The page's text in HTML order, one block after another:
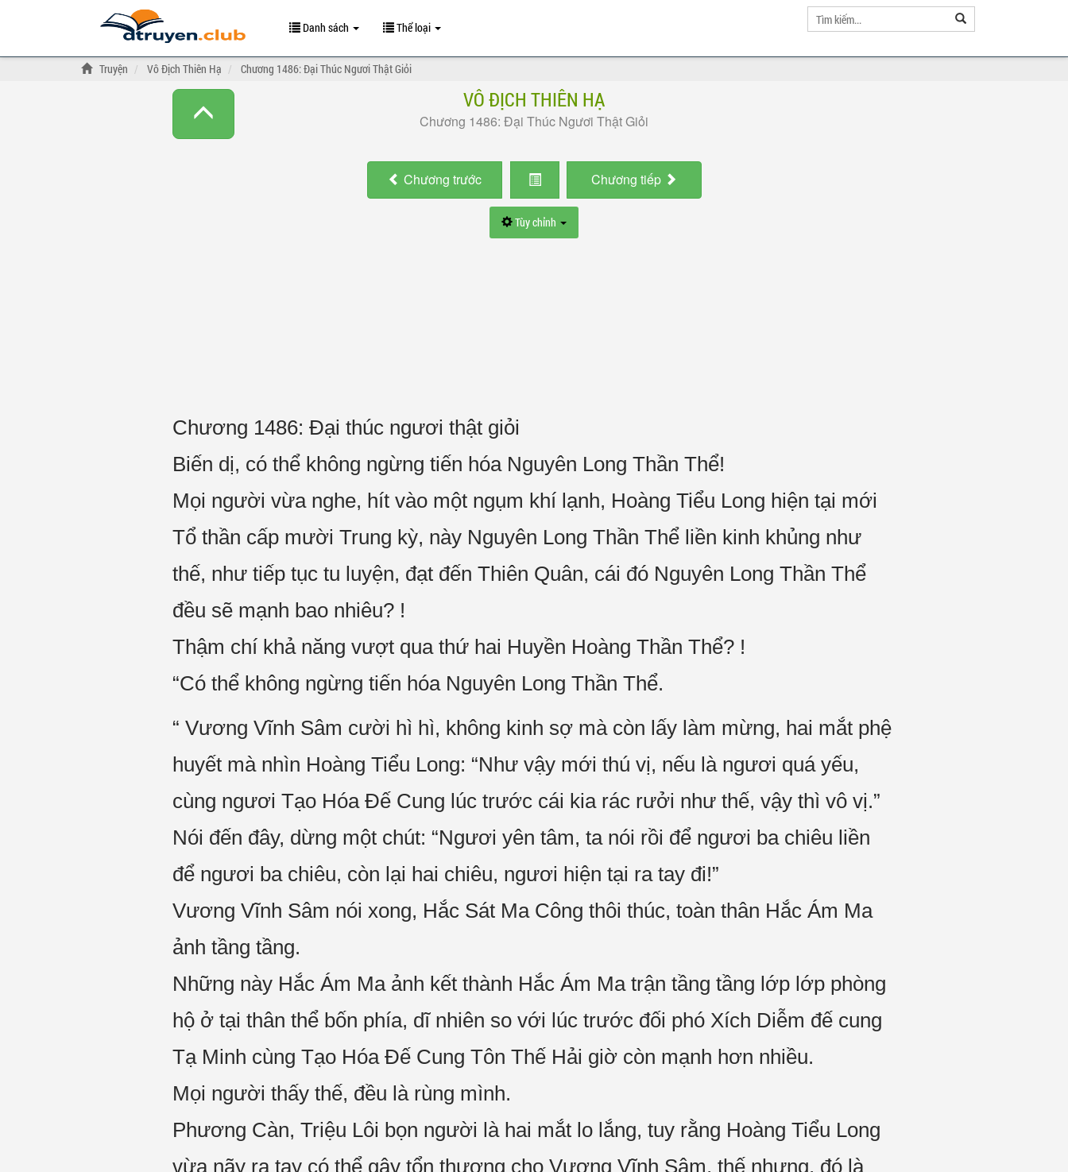
Danh sách Thể loại
Truyện Vô Địch Thiên Hạ Chương 1486: Đại Thúc Ngươi Thật Giỏi
VÔ ĐỊCH THIÊN HẠ
Chương 1486: Đại Thúc Ngươi Thật Giỏi
Chương trước Chương tiếp
Tùy chỉnh
Chương 1486: Đại thúc ngươi thật giỏi
Biến dị, có thể không ngừng tiến hóa Nguyên Long Thần Thể!
Mọi người vừa nghe, hít vào một ngụm khí lạnh, Hoàng Tiểu Long hiện tại mới
Tổ thần cấp mười Trung kỳ, này Nguyên Long Thần Thể liền kinh khủng như
thế, như tiếp tục tu luyện, đạt đến Thiên Quân, cái đó Nguyên Long Thần Thể
đều sẽ mạnh bao nhiêu? !
Thậm chí khả năng vượt qua thứ hai Huyền Hoàng Thần Thể? !
“Có thể không ngừng tiến hóa Nguyên Long Thần Thể.
“ Vương Vĩnh Sâm cười hì hì, không kinh sợ mà còn lấy làm mừng, hai mắt phệ
huyết mà nhìn Hoàng Tiểu Long: “Như vậy mới thú vị, nếu là ngươi quá yếu,
cùng ngươi Tạo Hóa Đế Cung lúc trước cái kia rác rưởi như thế, vậy thì vô vị.”
Nói đến đây, dừng một chút: “Ngươi yên tâm, ta nói rồi để ngươi ba chiêu liền
để ngươi ba chiêu, còn lại hai chiêu, ngươi hiện tại ra tay đi!”
Vương Vĩnh Sâm nói xong, Hắc Sát Ma Công thôi thúc, toàn thân Hắc Ám Ma
ảnh tầng tầng.
Những này Hắc Ám Ma ảnh kết thành Hắc Ám Ma trận tầng tầng lớp lớp phòng
hộ ở tại thân thể bốn phía, dĩ nhiên so với lúc trước đối phó Xích Diễm đế cung
Tạ Minh cùng Tạo Hóa Đế Cung Tôn Thế Hải giờ còn mạnh hơn nhiều.
Mọi người thấy thế, đều là rùng mình.
Phương Càn, Triệu Lôi bọn người là hai mắt lo lắng, tuy rằng Hoàng Tiểu Long
vừa nãy ra tay có thể gây tổn thương cho Vương Vĩnh Sâm, thế nhưng, đó là